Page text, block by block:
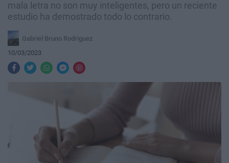
mala letra no son muy inteligentes, pero un reciente
estudio ha demostrado todo lo contrario.
Gabriel Bruno Rodriguez
10/03/2023